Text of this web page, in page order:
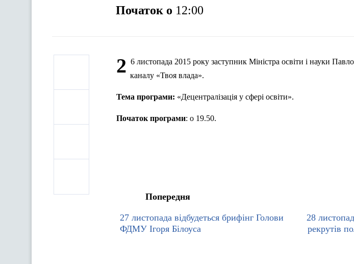
Початок о 12:00
2 6 листопада 2015 року заступник Міністра освіти і науки Павло
каналу «Твоя влада».
Тема програми: «Децентралізація у сфері освіти».
Початок програми: о 19.50.
Попередня
27 листопада відбудеться брифінг Голови
ФДМУ Ігоря Білоуса
28
рекрутів